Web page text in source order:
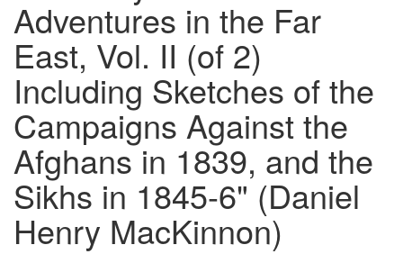
Adventures in the Far
East, Vol. II (of 2)
Including Sketches of the
Campaigns Against the
Afghans in 1839, and the
Sikhs in 1845-6" (Daniel
Henry MacKinnon)